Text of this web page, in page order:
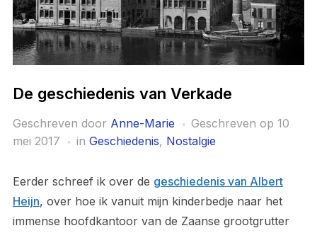
De geschiedenis van Verkade
Geschreven door Anne-Marie Geschreven op 10
mei 2017
in Geschiedenis, Nostalgie
Eerder schreef ik over de geschiedenis van Albert
Heijn, over hoe ik vanuit mijn kinderbedje naar het
immense hoofdkantoor van de Zaanse grootgrutter